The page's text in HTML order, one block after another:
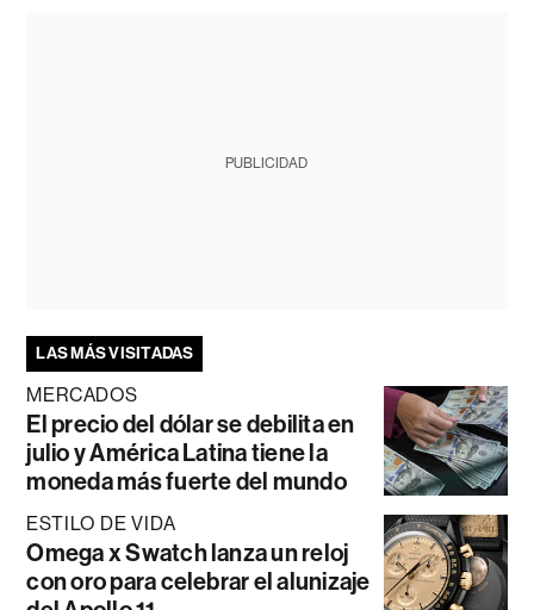
PUBLICIDAD
LAS MÁS VISITADAS
MERCADOS
El precio del dólar se debilita en
julio y América Latina tiene la
moneda más fuerte del mundo
ESTILO DE VIDA
Omega x Swatch lanza un reloj
con oro para celebrar el alunizaje